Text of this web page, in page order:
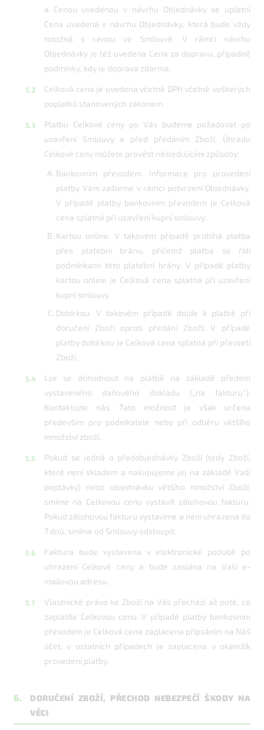
a Cenou uvedenou v návrhu Objednávky se uplatní
Cena uvedená v návrhu Objednávky, která bude vždy
totožná s cenou ve Smlouvě. V rámci návrhu
Objednávky je též uvedena Cena za dopravu, případně
podmínky, kdy je doprava zdarma.
Celková cena je uvedena včetně DPH včetně veškerých
poplatků stanovených zákonem.
Platbu Celkové ceny po Vás budeme požadovat po
uzavření Smlouvy a před předáním Zboží. Úhradu
Celkové ceny můžete provést následujícími způsoby:
Bankovním převodem. Informace pro provedení
platby Vám zašleme v rámci potvrzení Objednávky.
V případě platby bankovním převodem je Celková
cena splatná při uzavření kupní smlouvy.
Kartou online. V takovém případě probíhá platba
přes platební bránu, přičemž platba se řídí
podmínkami této platební brány. V případě platby
kartou online je Celková cena splatná při uzavření
kupní smlouvy.
Dobírkou. V takovém případě dojde k platbě při
doručení Zboží oproti předání Zboží. V případě
platby dobírkou je Celková cena splatná při převzetí
Zboží.
Lze se dohodnout na platbě na základě předem
vystaveného daňového dokladu („na fakturu").
Kontaktujte nás. Tato možnost je však určena
především pro podnikatele nebo při odběru většího
množství zboží.
Pokud se jedná o předobjednávky Zboží (tedy Zboží,
které není skladem a nakupujeme jej na základě Vaší
poptávky) nebo objednávku většího množství Zboží,
smíme na Celkovou cenu vystavit zálohovou fakturu.
Pokud zálohovou fakturu vystavíme a není uhrazena do
7 dnů, smíme od Smlouvy odstoupit.
Faktura bude vystavena v elektronické podobě po
uhrazení Celkové ceny a bude zaslána na Vaši e-
mailovou adresu.
Vlastnické právo ke Zboží na Vás přechází až poté, co
zaplatíte Celkovou cenu. V případě platby bankovním
převodem je Celková cena zaplacena připsáním na Náš
účet, v ostatních případech je zaplacena v okamžik
provedení platby.
6.
DORUČENÍ ZBOŽÍ, PŘECHOD NEBEZPEČÍ ŠKODY NA
VĚCI